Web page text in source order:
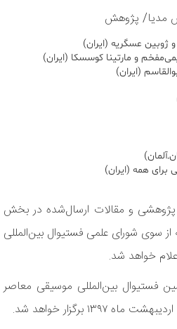
مدیا/ پژوهش
ژوبین عسگریه (ایران)
و مارتینا کوسسکا (ایران)
(ایران)
برای همه (ایران)
پژوهشی و مقالات ارسال‌شده در بخش
از سوی شورای علمی فستیوال بین‌المللی
خواهد شد.
فستیوال بین‌المللی موسیقی معاصر